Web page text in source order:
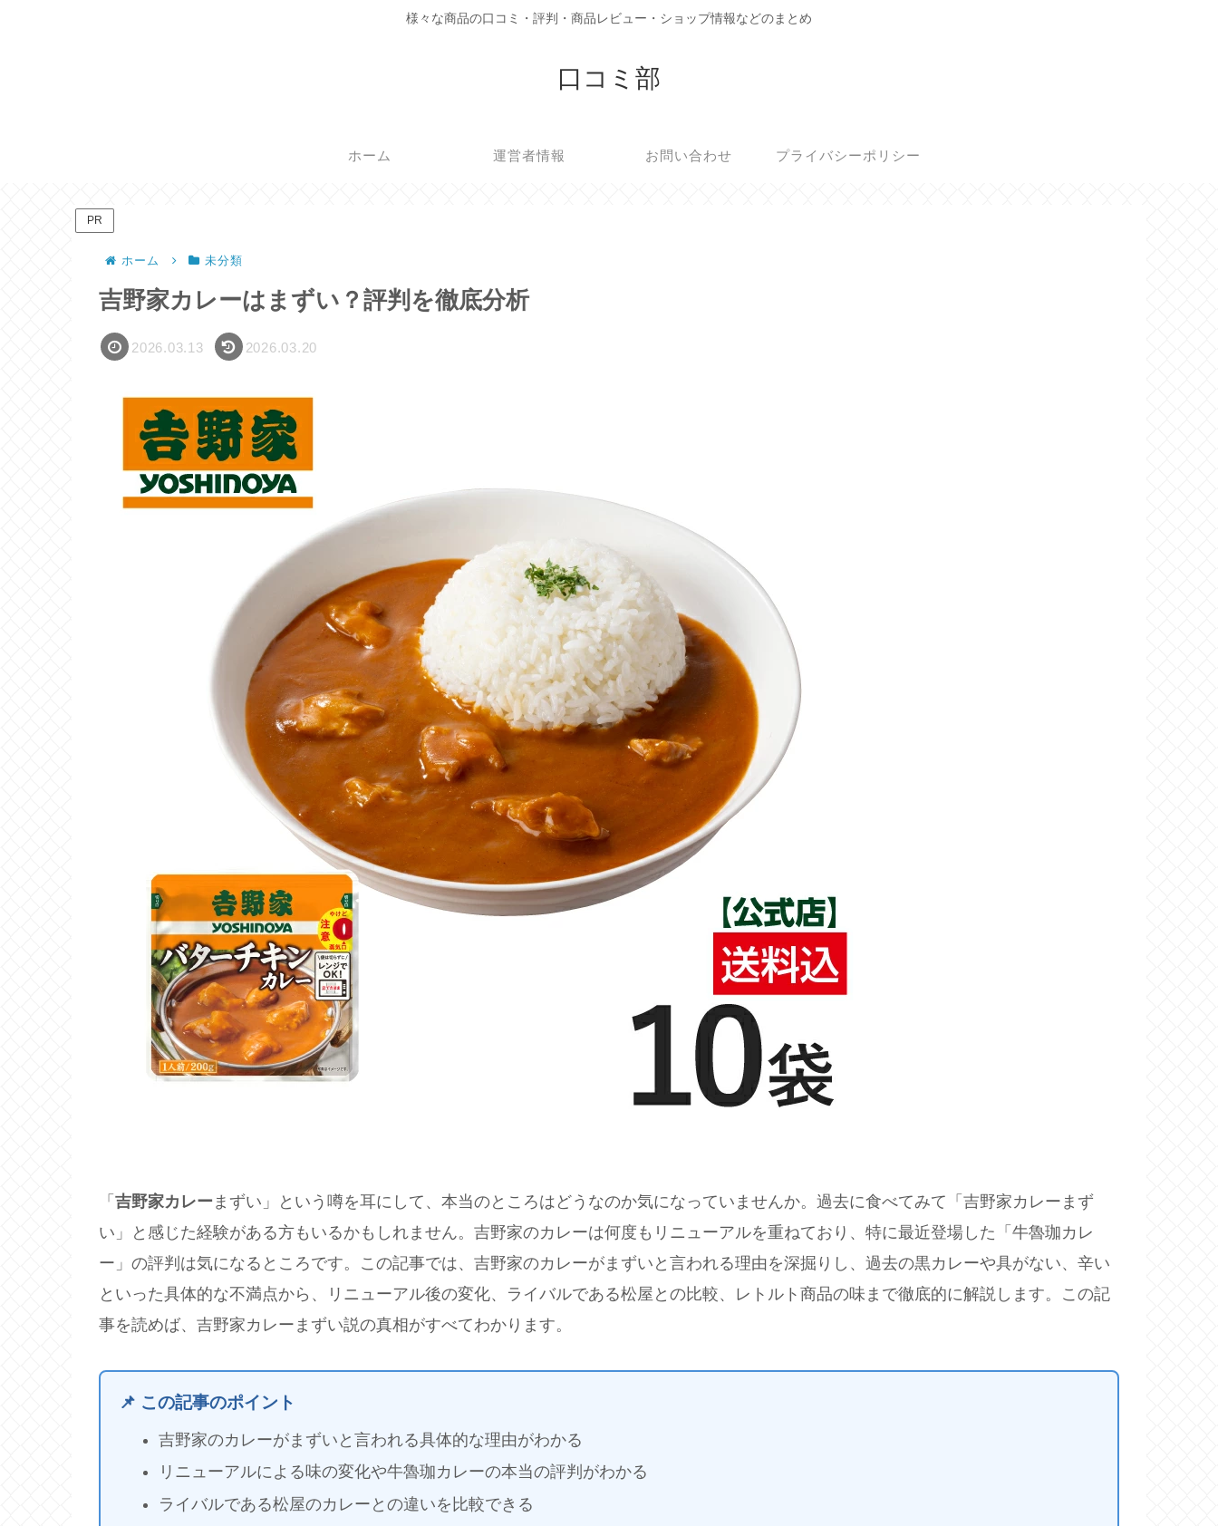
様々な商品の口コミ・評判・商品レビュー・ショップ情報などのまとめ
口コミ部
ホーム 運営者情報 お問い合わせ プライバシーポリシー
PR
ホーム 未分類
吉野家カレーはまずい？評判を徹底分析
2026.03.13 2026.03.20
「 吉野家カレー まずい」という噂を耳にして、本当のところはどうなのか気になっていませんか。過去に食べてみて「吉野家カレーまず
い」と感じた経験がある方もいるかもしれません。吉野家のカレーは何度もリニューアルを重ねており、特に最近登場した「牛魯珈カレ
ー」の評判は気になるところです。この記事では、吉野家のカレーがまずいと言われる理由を深掘りし、過去の黒カレーや具がない、辛い
といった具体的な不満点から、リニューアル後の変化、ライバルである松屋との比較、レトルト商品の味まで徹底的に解説します。この記
事を読めば、吉野家カレーまずい説の真相がすべてわかります。
📌 この記事のポイント
吉野家のカレーがまずいと言われる具体的な理由がわかる
リニューアルによる味の変化や牛魯珈カレーの本当の評判がわかる
ライバルである松屋のカレーとの違いを比較できる